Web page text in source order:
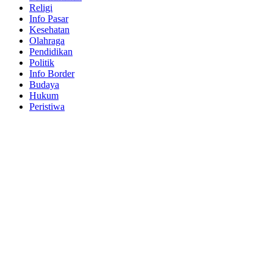
Religi
Info Pasar
Kesehatan
Olahraga
Pendidikan
Politik
Info Border
Budaya
Hukum
Peristiwa